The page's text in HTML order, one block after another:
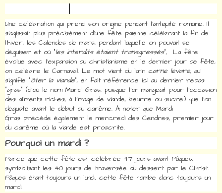
Une célébration qui prend son origine pendant l'antiquité romaine. Il
s'agissait plus précisément d'une fête païenne célébrant la fin de
l'hiver, les Calendes de mars, pendant laquelle on pouvait se
déguiser et où "les interdits étaient transgressés", La fête
évolue avec l'expansion du christianisme et le dernier jour de fête,
on célèbre le Carnaval. Le mot vient du latin carne levare, qui
signifie "ôter la viande", et fait référence ici au dernier repas
"gras" (d'où le nom Mardi Gras, puisque l'on mangeait pour l'occasion
des aliments riches, à l'image de viande, beurre ou sucre) que l'on
déguste avant le début du carême. À noter que Mardi
Gras précède également le mercredi des Cendres, premier jour
du carême où la viande est proscrite.
Pourquoi un mardi ?
Parce que cette fête est célébrée 47 jours avant Pâques,
symbolisant les 40 jours de traversée du dessert par le Christ.
Pâques étant toujours un lundi, cette fête tombe donc toujours un
mardi.